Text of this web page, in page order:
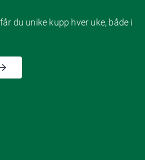
du unike kupp hver uke, både i